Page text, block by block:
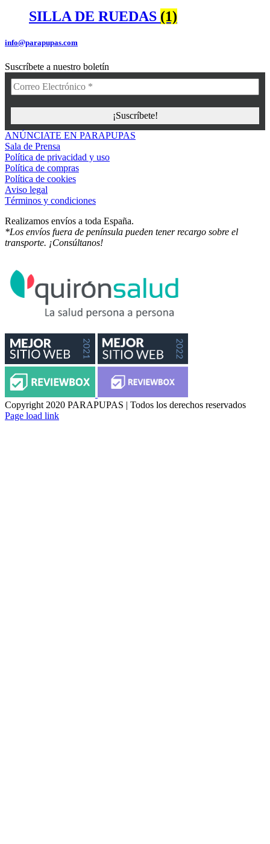
SILLA DE RUEDAS (1)
info@parapupas.com
Suscríbete a nuestro boletín
ANÚNCIATE EN PARAPUPAS
Sala de Prensa
Política de privacidad y uso
Política de compras
Política de cookies
Aviso legal
Términos y condiciones
Realizamos envíos a toda España.
*Los envíos fuera de península pueden tener recargo sobre el
transporte. ¡Consúltanos!
Copyright 2020 PARAPUPAS | Todos los derechos reservados
Facebook
Instagram
Page load link